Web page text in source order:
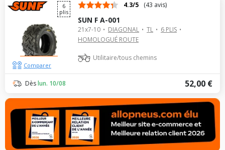
6
plis
4.3/5 (43 avis)
SUN F A-001
21x7-10 DIAGONAL TL
6 PLIS
HOMOLOGUÉ ROUTE
Utilitaire/tous chemins
52,00 €
Dèslun. 10/08
Comparer